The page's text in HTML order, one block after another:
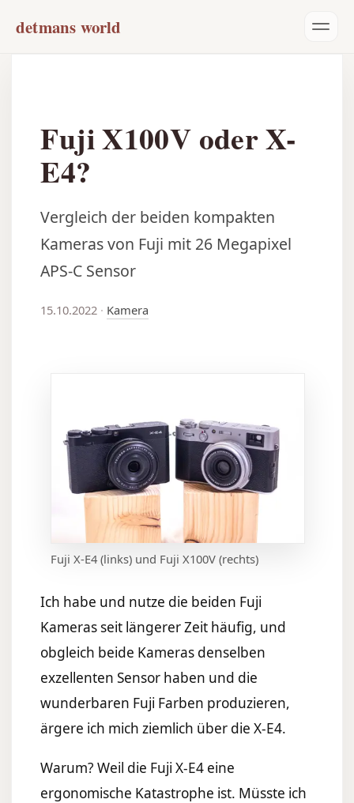
detmans world
Fuji X100V oder X-
E4?
Vergleich der beiden kompakten
Kameras von Fuji mit 26 Megapixel
APS-C Sensor
15.10.2022 · Kamera
Fuji X-E4 (links) und Fuji X100V (rechts)
Ich habe und nutze die beiden Fuji
Kameras seit längerer Zeit häufig, und
obgleich beide Kameras denselben
exzellenten Sensor haben und die
wunderbaren Fuji Farben produzieren,
ärgere ich mich ziemlich über die X-E4.
Warum? Weil die Fuji X-E4 eine
ergonomische Katastrophe ist. Müsste ich